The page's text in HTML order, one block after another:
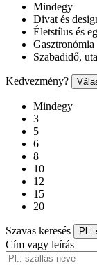
Mindegy
Divat és
Életstílus és
Gasztronómia
Szabadidő,
Kedvezmény?
Mindegy
3
5
6
8
10
12
15
20
Szavas keresés Pl.:
Cím vagy leírás